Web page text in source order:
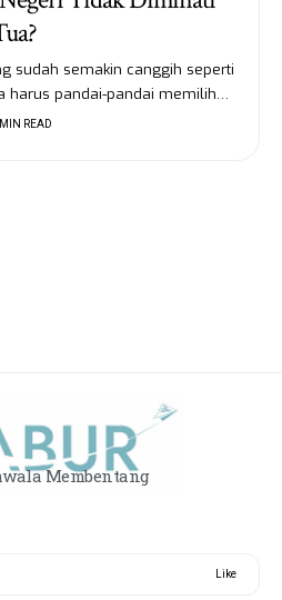
sudah semakin canggih seperti
harus pandai-pandai memilih…
READ
Membentang
Like